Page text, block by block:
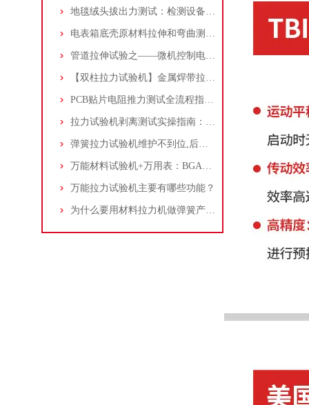
地毯绒头拔出力测试：检测设备和夹具介绍
电表箱底壳原材料拉伸和弯曲测试方法，赶紧收藏
管道拉伸试验之——微机控制电液伺服万能试验机的应用！
【双柱拉力试验机】金属焊带拉伸测试如何做？一分钟了解
PCB贴片电阻推力测试全流程指南：基于Alpha W260焊接强度测试机
拉力试验机剥离测试实操指南：PET胶带试样制备到数据解读
弹簧拉力试验机维护不到位,后果很严重
万能材料试验机+万用表：BGA（组件）球形弯曲测试的关键设备与操作指南
万能拉力试验机主要有哪些功能？
为什么要用材料拉力机做弹簧产品力学试验？有什么解决方案？